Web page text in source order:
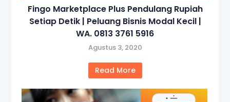
Fingo Marketplace Plus Pendulang Rupiah
Setiap Detik | Peluang Bisnis Modal Kecil |
WA. 0813 3761 5916
Agustus 3, 2020
Read More